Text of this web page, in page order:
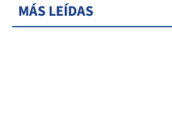
MÁS LEÍDAS